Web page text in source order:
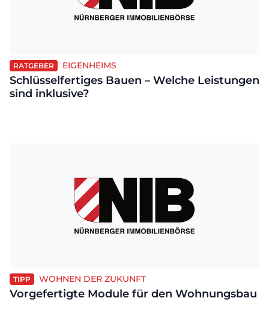
RATGEBER EIGENHEIMS
Schlüsselfertiges Bauen – Welche Leistungen
sind inklusive?
TIPP WOHNEN DER ZUKUNFT
Vorgefertigte Module für den Wohnungsbau